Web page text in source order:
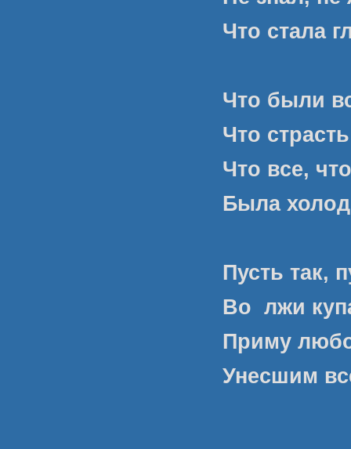
Что стала
Что были
Что
Что все,
Была
Пусть так,
Во лжи
Приму
Унесшим